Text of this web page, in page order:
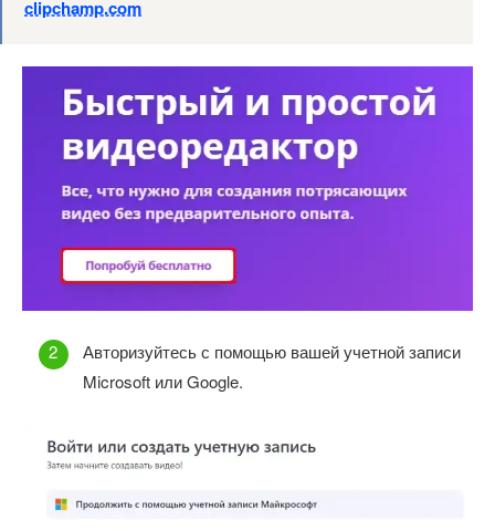
clipchamp.com
Авторизуйтесь с помощью вашей учетной записи
Microsoft или Google.